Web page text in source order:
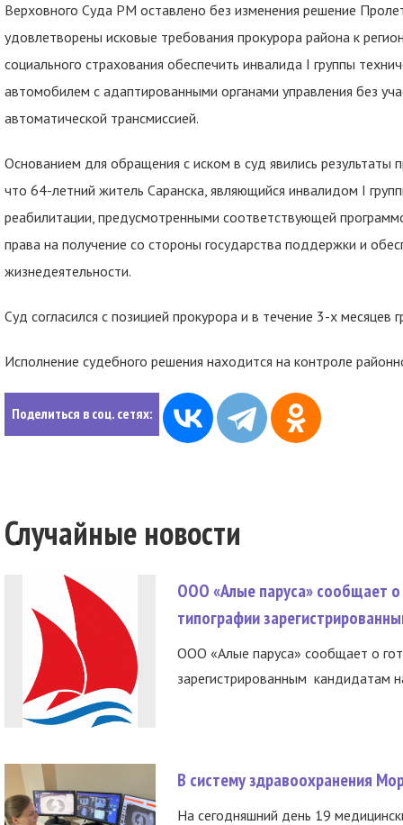
Верховного Суда РМ оставлено без изменения решение
удовлетворены исковые требования прокурора района к
социального страхования обеспечить инвалида I группы
автомобилем с адаптированными органами управления без
автоматической трансмиссией.
Основанием для обращения с иском в суд явились результаты
что 64-летний житель Саранска, являющийся инвалидом I
реабилитации, предусмотренными соответствующей
права на получение со стороны государства поддержки и
жизнедеятельности.
Суд согласился с позицией прокурора и в течение 3-х
Исполнение судебного решения находится на контроле
Поделиться в соц. сетях:
Случайные новости
ООО «Алые паруса» сообщает о
типографии
ООО «Алые паруса» сообщает о
зарегистрированным кандидатам
В систему здравоохранения
На сегодняшний день 19